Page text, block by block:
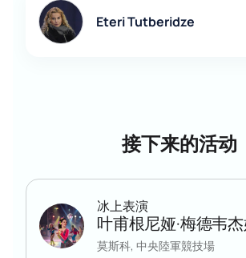
Eteri Tutberidze
接下来的活动
冰上表演
叶甫根尼娅·梅德韦
莫斯科, 中央陸軍競技場